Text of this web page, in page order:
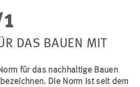
IM FOKUS
KARRIERE
DAS BAUEN MIT
für das nachhaltige Bauen
Die Norm ist seit dem